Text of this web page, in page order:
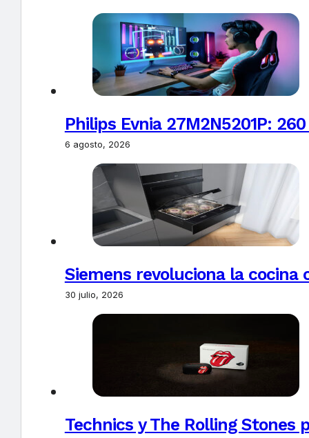
Philips Evnia 27M2N5201P:
6 agosto, 2026
Siemens revoluciona la
30 julio, 2026
Technics y The Rolling Stones